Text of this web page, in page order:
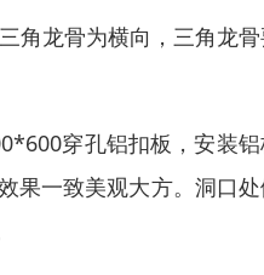
角龙骨为横向，三角龙
穿孔铝扣板，安装
果一致美观大方。洞口